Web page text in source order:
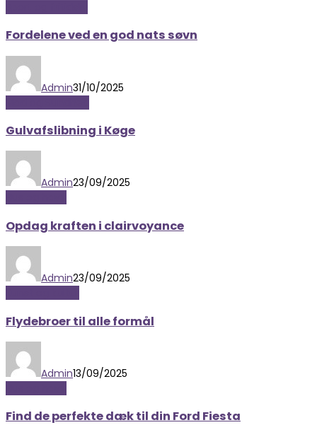
Fordelene ved en god nats søvn
Admin31/10/2025
Gulvafslibning i Køge
Admin23/09/2025
Opdag kraften i clairvoyance
Admin23/09/2025
Flydebroer til alle formål
Admin13/09/2025
Find de perfekte dæk til din Ford Fiesta